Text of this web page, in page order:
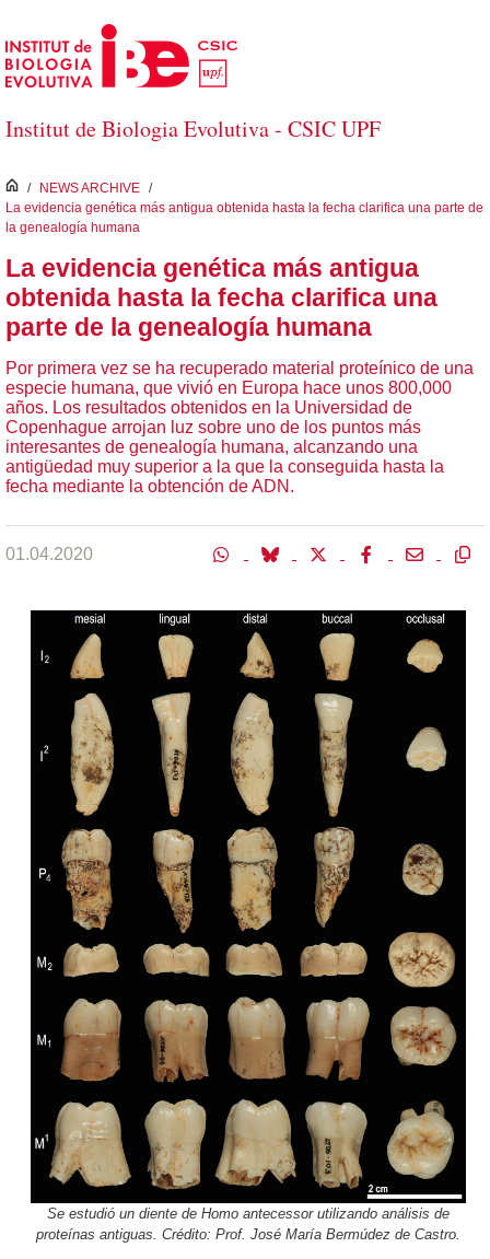
Saltar al contenido principal
Institut de Biologia Evolutiva - CSIC UPF
inici
/ NEWS ARCHIVE /
La evidencia genética más antigua obtenida hasta la fecha clarifica una parte de
la genealogía humana
La evidencia genética más antigua
obtenida hasta la fecha clarifica una
parte de la genealogía humana
Por primera vez se ha recuperado material proteínico de una
especie humana, que vivió en Europa hace unos 800,000
años. Los resultados obtenidos en la Universidad de
Copenhague arrojan luz sobre uno de los puntos más
interesantes de genealogía humana, alcanzando una
antigüedad muy superior a la que la conseguida hasta la
fecha mediante la obtención de ADN.
01.04.2020
Se estudió un diente de Homo antecessor utilizando análisis de
proteínas antiguas. Crédito: Prof. José María Bermúdez de Castro.